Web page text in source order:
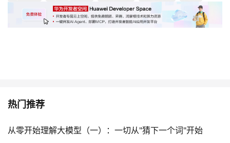
热门推荐
从零开始理解大模型（一）：一切从"猜下一个词"开始